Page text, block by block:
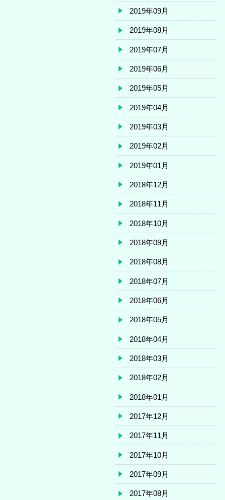
2019年09月
2019年08月
2019年07月
2019年06月
2019年05月
2019年04月
2019年03月
2019年02月
2019年01月
2018年12月
2018年11月
2018年10月
2018年09月
2018年08月
2018年07月
2018年06月
2018年05月
2018年04月
2018年03月
2018年02月
2018年01月
2017年12月
2017年11月
2017年10月
2017年09月
2017年08月